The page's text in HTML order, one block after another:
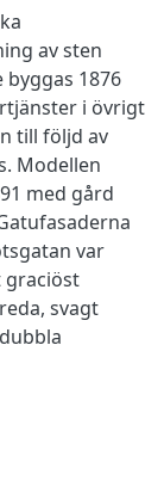
av sten
1876
i övrigt
till följd av
Modellen
med gård
var
svagt